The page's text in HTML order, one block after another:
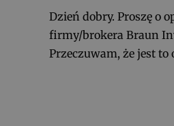
Dzień dobry. Proszę o
firmy/brokera Braun
Przeczuwam, że jest to